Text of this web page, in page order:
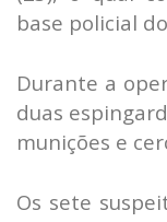
base policial
Durante a
duas
munições e
Os sete